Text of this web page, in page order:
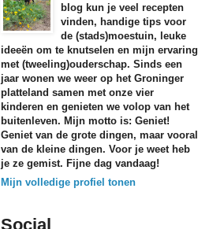
blog kun je veel recepten
vinden, handige tips voor
de (stads)moestuin, leuke
ideeën om te knutselen en mijn ervaring
met (tweeling)ouderschap. Sinds een
jaar wonen we weer op het Groninger
platteland samen met onze vier
kinderen en genieten we volop van het
buitenleven. Mijn motto is: Geniet!
Geniet van de grote dingen, maar vooral
van de kleine dingen. Voor je weet heb
je ze gemist. Fijne dag vandaag!
Mijn volledige profiel tonen
Social